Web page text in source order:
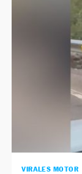
VIRALES MOTOR